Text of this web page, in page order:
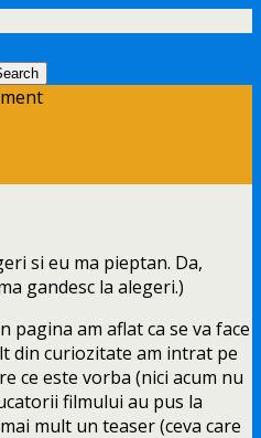
si eu ma pieptan. Da,
gandesc la alegeri.)
pagina am aflat ca se va face
din curiozitate am intrat pe
ce este vorba (nici acum nu
filmului au pus la
mult un teaser (ceva care